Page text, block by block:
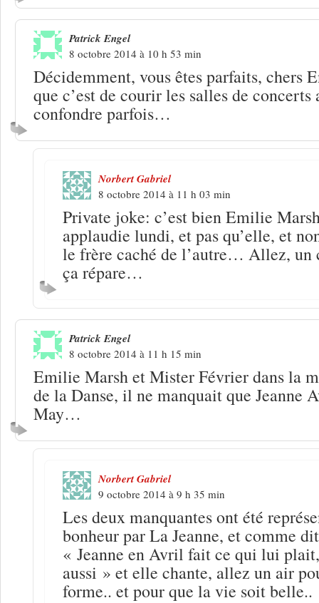
Patrick Engel
8 octobre 2014 à 10 h 53 min
Décidemment, vous êtes parfaits, chers
que c’est de courir les salles de
confondre parfois…
Norbert Gabriel
8 octobre 2014 à 11 h 03 min
Private joke: c’est bien Emilie
applaudie lundi, et pas qu’elle, et
le frère caché de l’autre… Allez, un
ça répare…
Patrick Engel
8 octobre 2014 à 11 h 15 min
Emilie Marsh et Mister Février dans la
de la Danse, il ne manquait que Jeanne
May…
Norbert Gabriel
9 octobre 2014 à 9 h 35 min
Les deux manquantes ont été
bonheur par La Jeanne, et comme
« Jeanne en Avril fait ce qui lui
aussi » et elle chante, allez un air
forme.. et pour que la vie soit belle..